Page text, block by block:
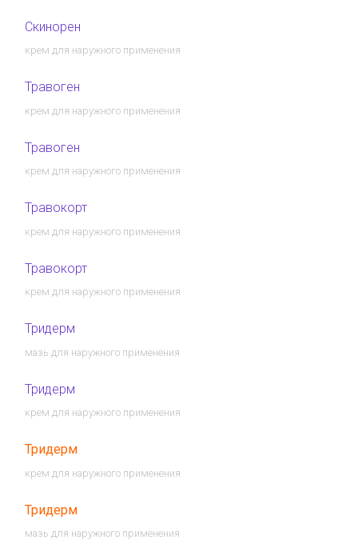
Скинорен
крем для наружного применения
Травоген
крем для наружного применения
Травоген
крем для наружного применения
Травокорт
крем для наружного применения
Травокорт
крем для наружного применения
Тридерм
мазь для наружного применения
Тридерм
крем для наружного применения
Тридерм
крем для наружного применения
Тридерм
мазь для наружного применения